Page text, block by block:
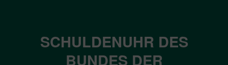
SCHULDENUHR DES
BUNDES DER